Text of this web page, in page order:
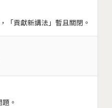
「貢獻新講法」暫且關閉。
。